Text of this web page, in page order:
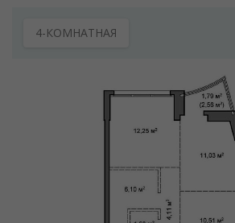
4-КОМНАТНАЯ